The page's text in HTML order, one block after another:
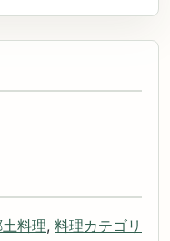
料理, 料理カテゴリ